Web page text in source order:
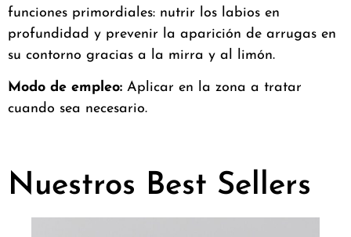
funciones primordiales: nutrir los labios en
profundidad y prevenir la aparición de arrugas en
su contorno gracias a la mirra y al limón.
Modo de empleo: Aplicar en la zona a tratar
cuando sea necesario.
Nuestros Best Sellers